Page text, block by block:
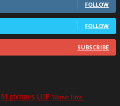
FOLLOW
FOLLOW
SUBSCRIBE
M pictures UIP Warner Bros.